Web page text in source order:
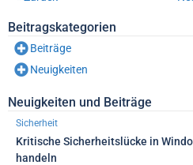
Beitragskategorien
Beiträge
Neuigkeiten
Neuigkeiten und Beiträge
Sicherheit
Kritische Sicherheitslücke in
handeln